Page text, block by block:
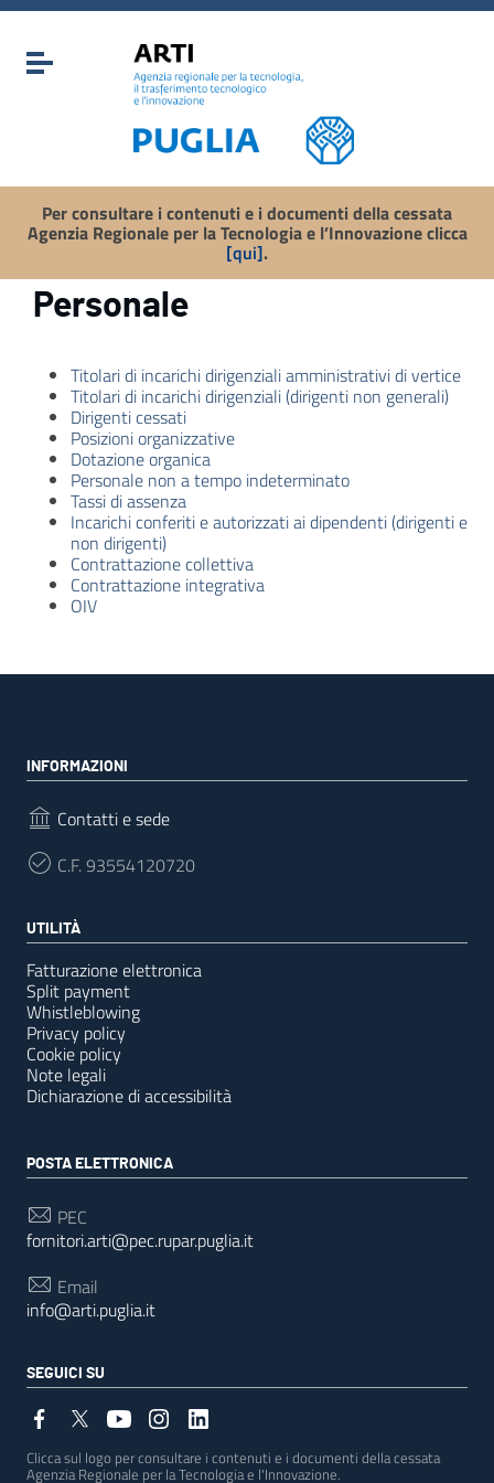
Vai ai contenuti
Vai al menu di navigazione
Vai al footer
Attiva / disattiva la navigazione
Per consultare i contenuti e i documenti della cessata
Agenzia Regionale per la Tecnologia e l’Innovazione clicca
[qui].
Personale
Titolari di incarichi dirigenziali amministrativi di vertice
Titolari di incarichi dirigenziali (dirigenti non generali)
Dirigenti cessati
Posizioni organizzative
Dotazione organica
Personale non a tempo indeterminato
Tassi di assenza
Incarichi conferiti e autorizzati ai dipendenti (dirigenti e
non dirigenti)
Contrattazione collettiva
Contrattazione integrativa
OIV
INFORMAZIONI
Contatti e sede
C.F.93554120720
UTILITÀ
Fatturazione elettronica
Split payment
Whistleblowing
Privacy policy
Cookie policy
Note legali
Dichiarazione di accessibilità
POSTA ELETTRONICA
PEC
fornitori.arti@pec.rupar.puglia.it
Email
info@arti.puglia.it
SEGUICI SU
Clicca sul logo per consultare i contenuti e i documenti della cessata
Agenzia Regionale per la Tecnologia e l'Innovazione.